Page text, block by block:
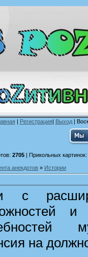
| Регистрация| Выход|
2705| Прикольных картинок:
анекдотов » Истории
с
и
на